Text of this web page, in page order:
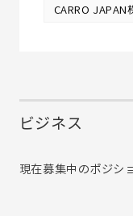
CARRO JAPAN
ビジネス
現在募集中のポジシ